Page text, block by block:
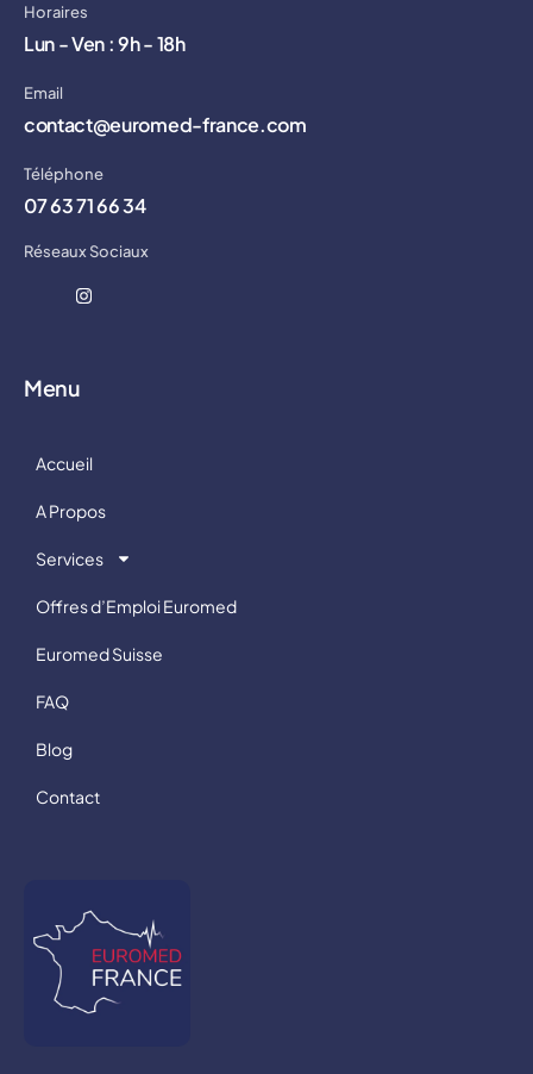
Horaires
Lun - Ven : 9h - 18h
Email
contact@euromed-france.com
Téléphone
07 63 71 66 34
Réseaux Sociaux
Menu
Accueil
A Propos
Services
Offres d’Emploi Euromed
Euromed Suisse
FAQ
Blog
Contact